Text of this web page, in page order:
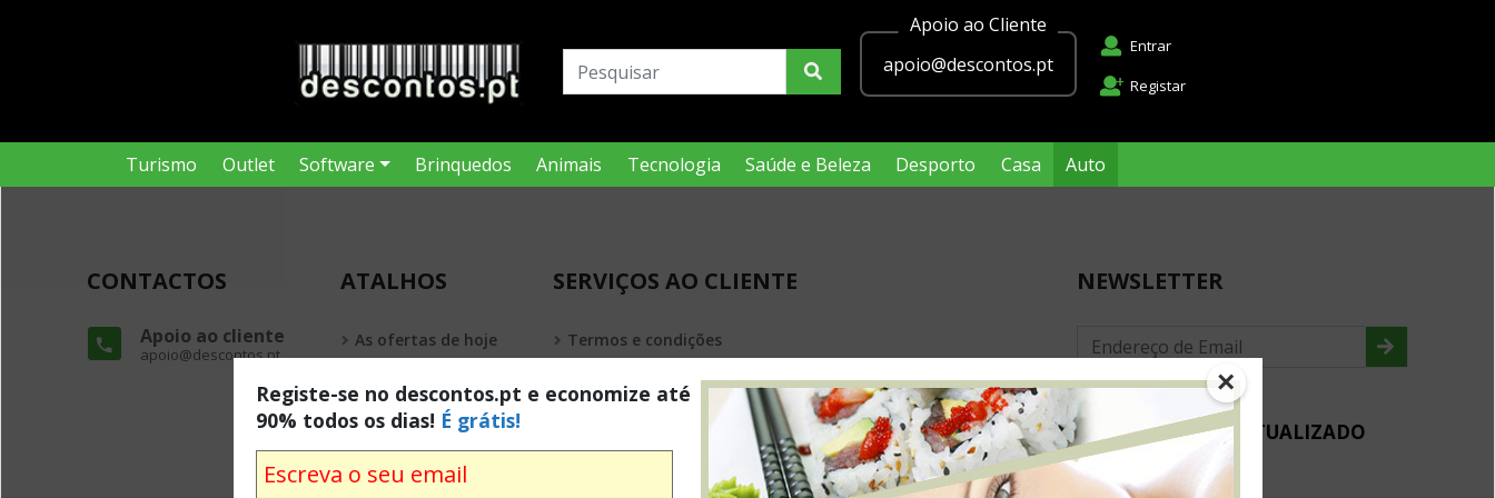
Apoio ao Cliente
apoio@descontos.pt
Entrar
Registar
Turismo Outlet Software Brinquedos Animais Tecnologia Saúde e Beleza Desporto Casa Auto
×
Registe-se no descontos.pt e economize até
90% todos os dias! É grátis!
CONTACTOS
Apoio ao cliente
apoio@descontos.pt
ATALHOS
As ofertas de hoje
SERVIÇOS AO CLIENTE
Termos e condições
Política de privacidade
Condições Legais Passatempos
NEWSLETTER
MANTENHA-SE ACTUALIZADO